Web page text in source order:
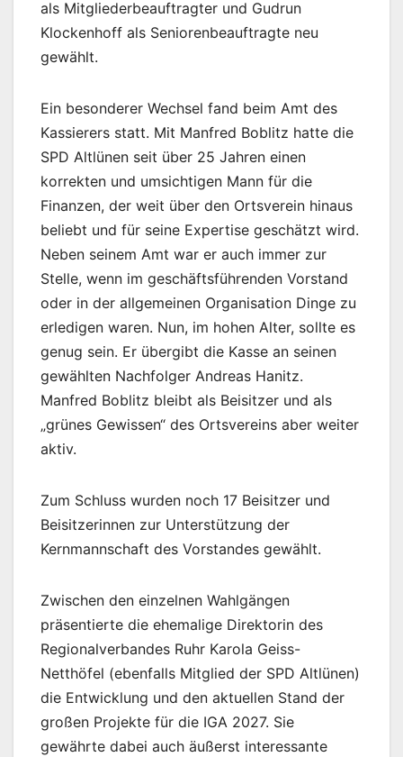
als Mitgliederbeauftragter und Gudrun
Klockenhoff als Seniorenbeauftragte neu
gewählt.
Ein besonderer Wechsel fand beim Amt des
Kassierers statt. Mit Manfred Boblitz hatte die
SPD Altlünen seit über 25 Jahren einen
korrekten und umsichtigen Mann für die
Finanzen, der weit über den Ortsverein hinaus
beliebt und für seine Expertise geschätzt wird.
Neben seinem Amt war er auch immer zur
Stelle, wenn im geschäftsführenden Vorstand
oder in der allgemeinen Organisation Dinge zu
erledigen waren. Nun, im hohen Alter, sollte es
genug sein. Er übergibt die Kasse an seinen
gewählten Nachfolger Andreas Hanitz.
Manfred Boblitz bleibt als Beisitzer und als
„grünes Gewissen“ des Ortsvereins aber weiter
aktiv.
Zum Schluss wurden noch 17 Beisitzer und
Beisitzerinnen zur Unterstützung der
Kernmannschaft des Vorstandes gewählt.
Zwischen den einzelnen Wahlgängen
präsentierte die ehemalige Direktorin des
Regionalverbandes Ruhr Karola Geiss-
Netthöfel (ebenfalls Mitglied der SPD Altlünen)
die Entwicklung und den aktuellen Stand der
großen Projekte für die IGA 2027. Sie
gewährte dabei auch äußerst interessante